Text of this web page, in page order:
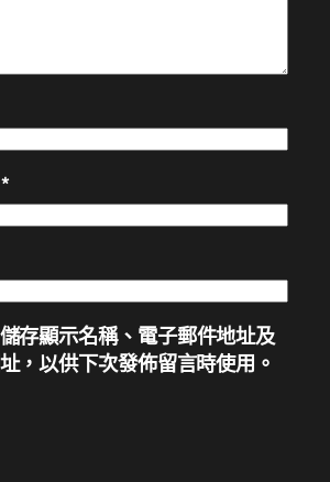
*
存顯示名稱、電子郵件地址及
，以供下次發佈留言時使用。